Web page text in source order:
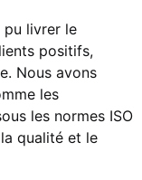
pu livrer le
positifs,
Nous avons
les
les normes ISO
qualité et le